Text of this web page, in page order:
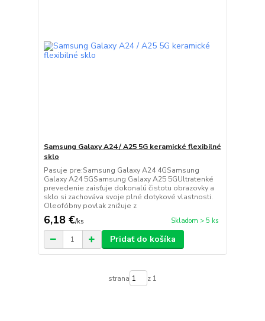
Samsung Galaxy A24 / A25 5G keramické flexibilné
sklo
Pasuje pre:Samsung Galaxy A24 4GSamsung
Galaxy A24 5GSamsung Galaxy A25 5GUltratenké
prevedenie zaisťuje dokonalú čistotu obrazovky a
sklo si zachováva svoje plné dotykové vlastnosti.
Oleofóbny povlak znižuje z
6,18 €/ks Skladom > 5 ks
Pridať do košíka
strana z 1